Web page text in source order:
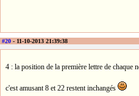
#20 - 11-10-2013 21:39:38
4 : la position de la première lettre de chaque
c'est amusant 8 et 22 restent inchangés